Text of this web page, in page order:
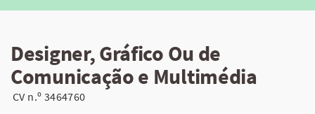
Designer, Gráfico Ou de
Comunicação e Multimédia
CV n.º 3464760